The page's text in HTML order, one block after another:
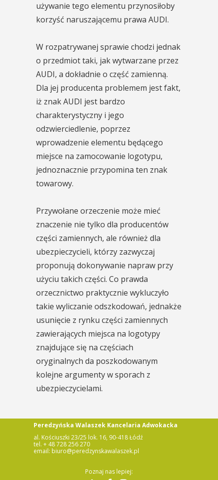
używanie tego elementu przynosiłoby
korzyść naruszającemu prawa AUDI.
W rozpatrywanej sprawie chodzi jednak
o przedmiot taki, jak wytwarzane przez
AUDI, a dokładnie o część zamienną.
Dla jej producenta problemem jest fakt,
iż znak AUDI jest bardzo
charakterystyczny i jego
odzwierciedlenie, poprzez
wprowadzenie elementu będącego
miejsce na zamocowanie logotypu,
jednoznacznie przypomina ten znak
towarowy.
Przywołane orzeczenie może mieć
znaczenie nie tylko dla producentów
części zamiennych, ale również dla
ubezpieczycieli, którzy zazwyczaj
proponują dokonywanie napraw przy
użyciu takich części. Co prawda
orzecznictwo praktycznie wykluczyło
takie wyliczanie odszkodowań, jednakże
usunięcie z rynku części zamiennych
zawierających miejsca na logotypy
znajdujące się na częściach
oryginalnych da poszkodowanym
kolejne argumenty w sporach z
ubezpieczycielami.
Peredzyńska Walaszek Kancelaria Adwokacka
al. Kościuszki 23/25 lok. 16, 90-418 Łódź
tel. + 48 728 256 270
email: biuro@peredzynskawalaszek.pl
Poznaj nas lepiej: